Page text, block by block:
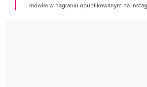
- mówiła w nagraniu opublikowanym na